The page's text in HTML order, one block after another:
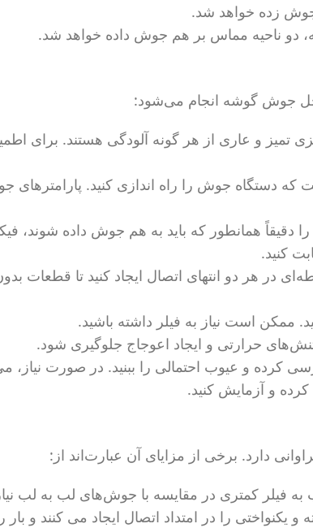
دو ناحیه مماس بر هم جوش داده خواهد شد.
جوش گوشه انجام می‌شود:
حاصل کنید که 2 قطعه فلزی تمیز و عاری از هر گونه آلودگی
دستگاه جوش را راه اندازی کنید. پارامترهای
دقیقاً همانطور که باید به هم جوش داده شوند،
کنید.
در هر دو انتهای اتصال ایجاد کنید تا قطعات
ممکن است نیاز به فیلر داشته باشید.
حرارتی و ایجاد اعوجاج جلوگیری شود.
کرده و عیوب احتمالی را ببنید. در صورت نیاز،
و آزمایش کنید.
دارد. برخی از مزایای آن عبارت‌اند از:
فیلر کمتری در مقایسه با جوش‌های لب به لب
را در امتداد اتصال ایجاد می کنند و بار